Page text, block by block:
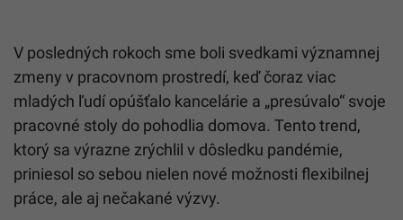
V posledných rokoch sme boli svedkami významnej
zmeny v pracovnom prostredí, keď čoraz viac
mladých ľudí opúšťalo kancelárie a „presúvalo“ svoje
pracovné stoly do pohodlia domova. Tento trend,
ktorý sa výrazne zrýchlil v dôsledku pandémie,
priniesol so sebou nielen nové možnosti flexibilnej
práce, ale aj nečakané výzvy.